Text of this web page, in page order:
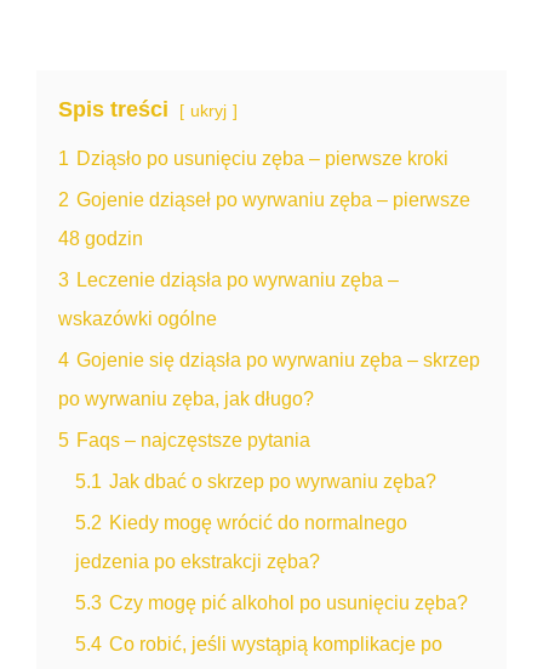
Spis treści ukryj
1 Dziąsło po usunięciu zęba – pierwsze kroki
2 Gojenie dziąseł po wyrwaniu zęba – pierwsze
48 godzin
3 Leczenie dziąsła po wyrwaniu zęba –
wskazówki ogólne
4 Gojenie się dziąsła po wyrwaniu zęba – skrzep
po wyrwaniu zęba, jak długo?
5 Faqs – najczęstsze pytania
5.1 Jak dbać o skrzep po wyrwaniu zęba?
5.2 Kiedy mogę wrócić do normalnego
jedzenia po ekstrakcji zęba?
5.3 Czy mogę pić alkohol po usunięciu zęba?
5.4 Co robić, jeśli wystąpią komplikacje po